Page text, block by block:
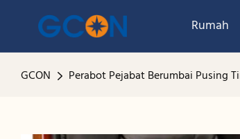
Rumah
GCON Perabot Pejabat Berumbai Pusing